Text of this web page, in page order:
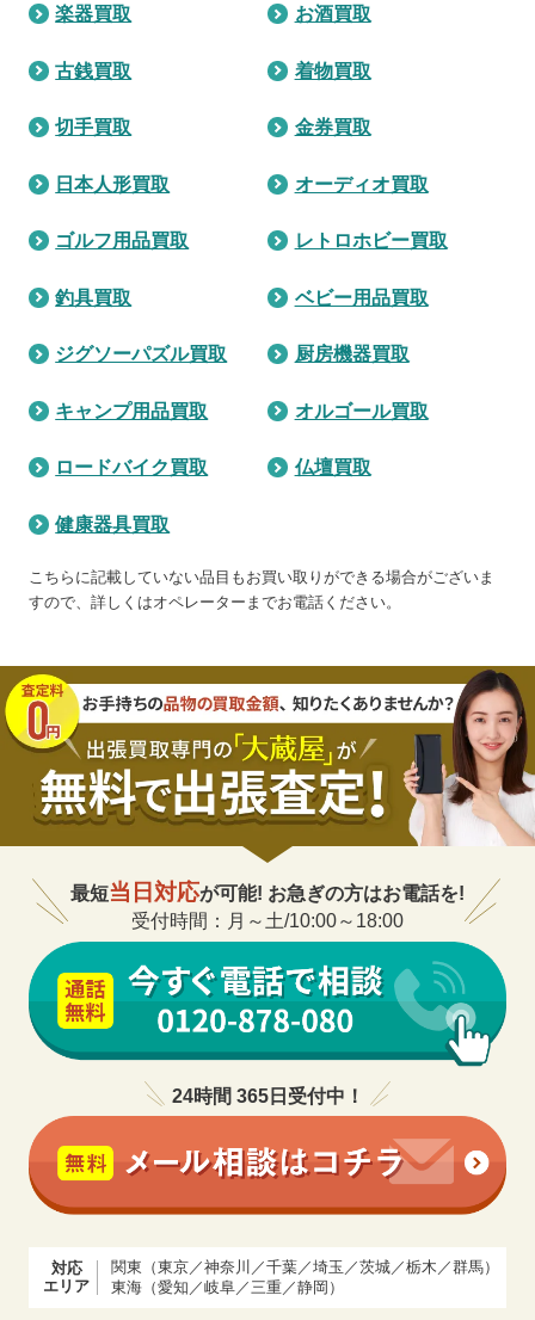
楽器買取 お酒買取
古銭買取 着物買取
切手買取 金券買取
日本人形買取 オーディオ買取
ゴルフ用品買取 レトロホビー買取
釣具買取 ベビー用品買取
ジグソーパズル買取 厨房機器買取
キャンプ用品買取 オルゴール買取
ロードバイク買取 仏壇買取
健康器具買取
こちらに記載していない品目もお買い取りができる場合がございま
すので、詳しくはオペレーターまでお電話ください。
最短当日対応が可能! お急ぎの方はお電話を!
受付時間：月～土/10:00～18:00
24時間 365日受付中！
対応
エリア
関東（東京／神奈川／千葉／埼玉／茨城／栃木／群馬）
東海（愛知／岐阜／三重／静岡）